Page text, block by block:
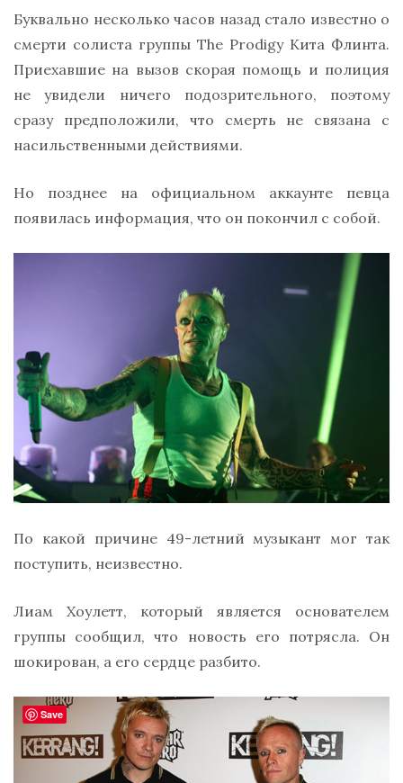
Буквально несколько часов назад стало известно о
смерти солиста группы The Prodigy Кита Флинта.
Приехавшие на вызов скорая помощь и полиция
не увидели ничего подозрительного, поэтому
сразу предположили, что смерть не связана с
насильственными действиями.
Но позднее на официальном аккаунте певца
появилась информация, что он покончил с собой.
По какой причине 49-летний музыкант мог так
поступить, неизвестно.
Лиам Хоулетт, который является основателем
группы сообщил, что новость его потрясла. Он
шокирован, а его сердце разбито.
Save